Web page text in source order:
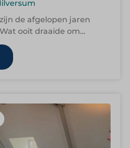
de afgelopen jaren
ooit draaide om
en intuïtie, vraagt nu